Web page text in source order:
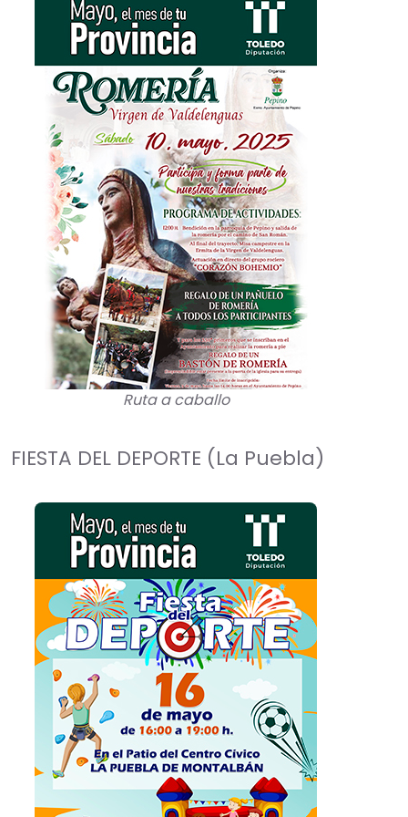
Ruta a caballo
FIESTA DEL DEPORTE (La Puebla)